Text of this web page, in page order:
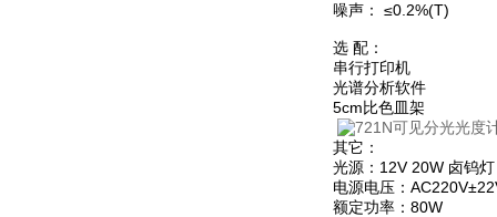
噪声： ≤0.2%(T)
选 配：
串行打印机
光谱分析软件
5cm比色皿架
其它：
光源：12V 20W 卤钨
电源电压：
额定功率：80W